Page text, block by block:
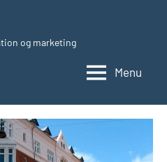
og marketing
Menu